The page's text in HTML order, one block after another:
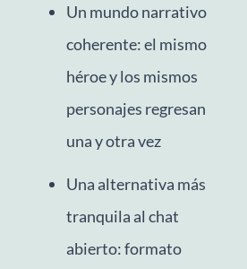
Un mundo narrativo
coherente: el mismo
héroe y los mismos
personajes regresan
una y otra vez
Una alternativa más
tranquila al chat
abierto: formato